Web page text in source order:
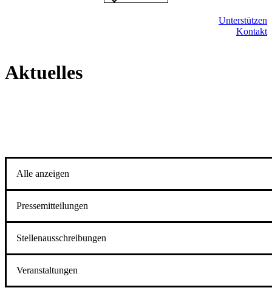
Unterstützen
Kontakt
Aktuelles
Alle anzeigen
Pressemitteilungen
Stellenausschreibungen
Veranstaltungen